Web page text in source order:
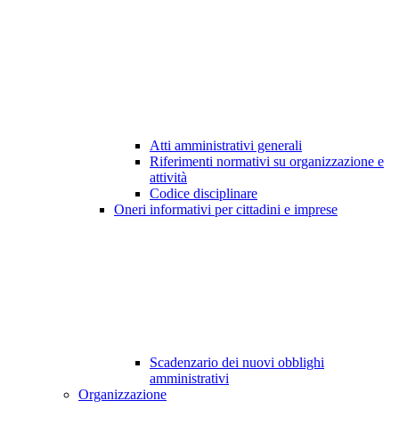
Atti amministrativi generali
Riferimenti normativi su organizzazione e
attività
Codice disciplinare
Oneri informativi per cittadini e imprese
Scadenzario dei nuovi obblighi
amministrativi
Organizzazione